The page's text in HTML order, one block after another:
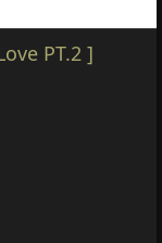
PT.2 ]